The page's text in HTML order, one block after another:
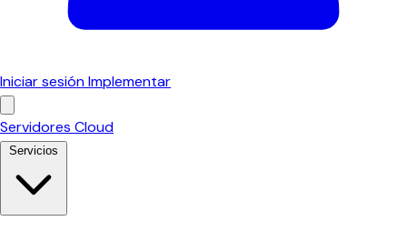
Iniciar sesiónImplementar
Servidores Cloud
Servicios